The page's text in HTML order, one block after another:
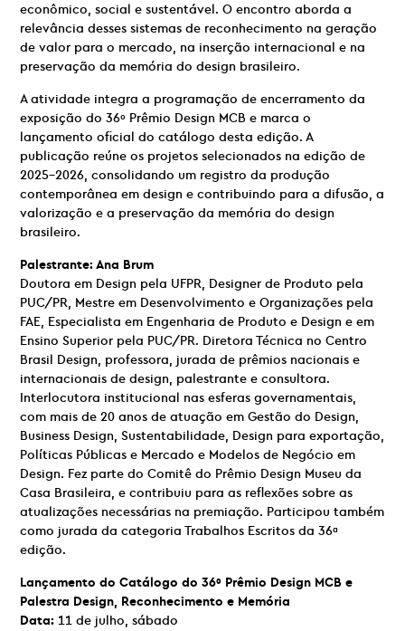
econômico, social e sustentável. O encontro aborda a
relevância desses sistemas de reconhecimento na geração
de valor para o mercado, na inserção internacional e na
preservação da memória do design brasileiro.
A atividade integra a programação de encerramento da
exposição do 36º Prêmio Design MCB e marca o
lançamento oficial do catálogo desta edição. A
publicação reúne os projetos selecionados na edição de
2025-2026, consolidando um registro da produção
contemporânea em design e contribuindo para a difusão, a
valorização e a preservação da memória do design
brasileiro.
Palestrante: Ana Brum
Doutora em Design pela UFPR, Designer de Produto pela
PUC/PR, Mestre em Desenvolvimento e Organizações pela
FAE, Especialista em Engenharia de Produto e Design e em
Ensino Superior pela PUC/PR. Diretora Técnica no Centro
Brasil Design, professora, jurada de prêmios nacionais e
internacionais de design, palestrante e consultora.
Interlocutora institucional nas esferas governamentais,
com mais de 20 anos de atuação em Gestão do Design,
Business Design, Sustentabilidade, Design para exportação,
Políticas Públicas e Mercado e Modelos de Negócio em
Design. Fez parte do Comitê do Prêmio Design Museu da
Casa Brasileira, e contribuiu para as reflexões sobre as
atualizações necessárias na premiação. Participou também
como jurada da categoria Trabalhos Escritos da 36ª
edição.
Lançamento do Catálogo do 36º Prêmio Design MCB e
Palestra Design, Reconhecimento e Memória
Data: 11 de julho, sábado